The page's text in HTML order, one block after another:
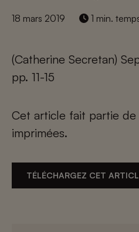
18 mars 2019 1 min.
(Catherine Secretan)
pp. 11-15
Cet article fait partie de
imprimées.
TÉLÉCHARGEZ CET